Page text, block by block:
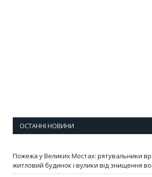
ОСТАННІ НОВИНИ
Пожежа у Великих Мостах: рятувальники
житловий будинок і вулики від знищення